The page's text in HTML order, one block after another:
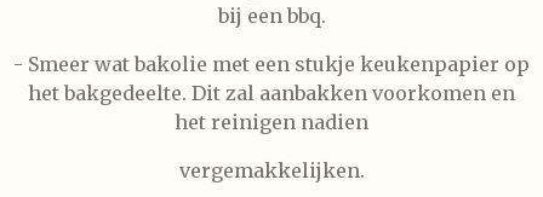
bij een bbq.
- Smeer wat bakolie met een stukje keukenpapier op
het bakgedeelte. Dit zal aanbakken voorkomen en
het reinigen nadien
vergemakkelijken.